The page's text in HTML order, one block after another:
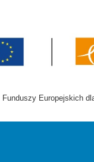
Europejskich